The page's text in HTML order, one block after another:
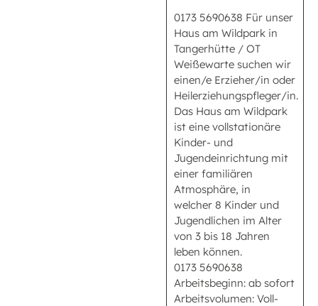
0173 5690638 Für unser
Haus am Wildpark in
Tangerhütte / OT
Weißewarte suchen wir
einen/e Erzieher/in oder
Heilerziehungspfleger/in.
Das Haus am Wildpark
ist eine vollstationäre
Kinder- und
Jugendeinrichtung mit
einer familiären
Atmosphäre, in
welcher 8 Kinder und
Jugendlichen im Alter
von 3 bis 18 Jahren
leben können.
0173 5690638
Arbeitsbeginn: ab sofort
Arbeitsvolumen: Voll-